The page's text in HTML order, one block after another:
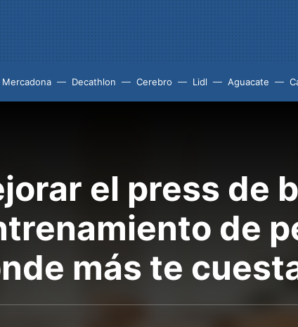
Mercadona Decathlon Cerebro Lidl Aguacate
el press de
de
más te